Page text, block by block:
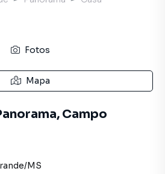
Fotos
Mapa
Campo
/MS